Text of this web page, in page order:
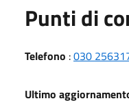
Punti di
Telefono :030
Ultimo